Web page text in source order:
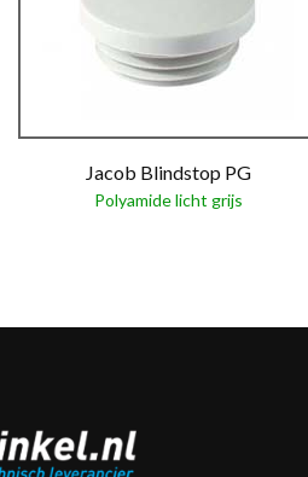
Jacob Blindstop PG
Polyamide licht grijs